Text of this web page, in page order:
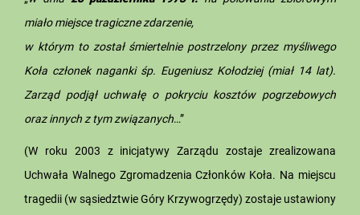
miało miejsce tragiczne zdarzenie,
w którym to został śmiertelnie postrzelony przez myśliwego
Koła członek naganki śp. Eugeniusz Kołodziej (miał 14 lat).
Zarząd podjął uchwałę o pokryciu kosztów pogrzebowych
oraz innych z tym związanych…”
(W roku 2003 z inicjatywy Zarządu zostaje zrealizowana
Uchwała Walnego Zgromadzenia Członków Koła. Na miejscu
tragedii (w sąsiedztwie Góry Krzywogrzędy) zostaje ustawiony